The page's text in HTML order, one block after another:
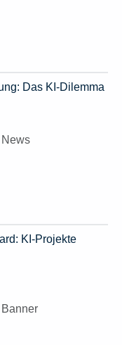
Das KI-Dilemma
KI-Projekte